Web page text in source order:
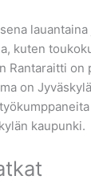
kuten
Rantaraitti
on
kaupunki.